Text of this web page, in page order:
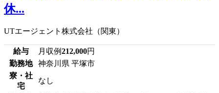
休...
UTエージェント株式会社（関東）
給与 月収例212,000円
勤務地
神奈川県 平塚市
寮・社
宅
なし